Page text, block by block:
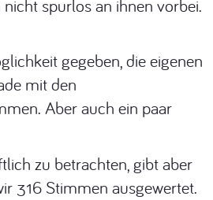
spurlos an ihnen vorbei.
gegeben, die eigenen
mit den
Aber auch ein paar
zu betrachten, gibt aber
316 Stimmen ausgewertet.